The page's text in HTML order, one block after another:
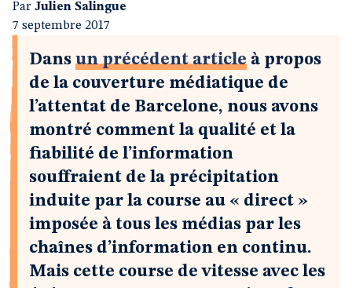
Par Julien Salingue
7 septembre 2017
Dans un précédent article à propos
de la couverture médiatique de
l’attentat de Barcelone, nous avons
montré comment la qualité et la
fiabilité de l’information
souffraient de la précipitation
induite par la course au « direct »
imposée à tous les médias par les
chaînes d’information en continu.
Mais cette course de vitesse avec les